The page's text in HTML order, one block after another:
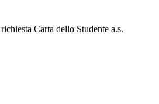
Carta dello Studente a.s.